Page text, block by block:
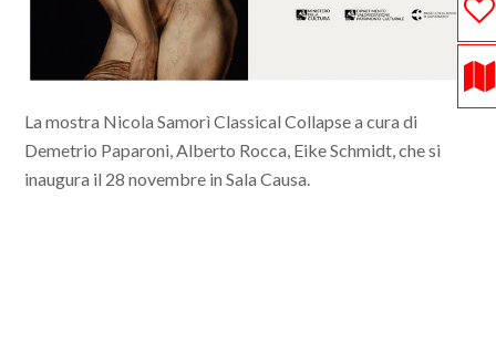
La mostra Nicola SamorìClassical Collapsea cura di
Demetrio Paparoni,Alberto Rocca, Eike Schmidt,che si
inaugura il 28 novembre in Sala Causa.